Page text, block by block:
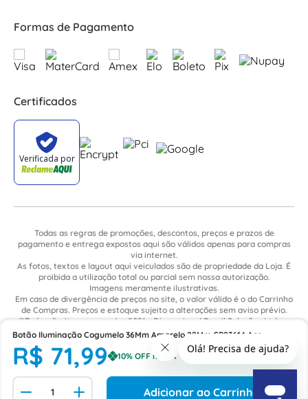
Botão Iluminação Cogumelo 36Mm Amarelo 22Mm CP23614 Ace
Schmersal
R$ 71,99
Adicionar ao Carrinho
Formas de Pagamento
Certificados
Todas as regras de promoções, descontos, preços e prazos de
pagamento e entrega expostos aqui são válidos apenas para compras
via internet.
As fotos, textos e layout aqui veiculados são de propriedade da Loja. É
proibida a utilização total ou parcial sem nossa autorização.
Imagens meramente ilustrativas.
Em caso de divergência de preços no site, o valor válido é o do Carrinho
de Compras. Preços e estoque sujeito a alterações sem aviso prévio.
©Todos direitos reservados 2021 - Dimensional Brasil Soluções Ltda. -
CNPJ: 06.913.480/0015-63 - Avenida Armando Ragonha, 190 - Bairro
Village Limeira. Pavilhão Sítio São João - Limeira - SP / CEP: 13.481-316